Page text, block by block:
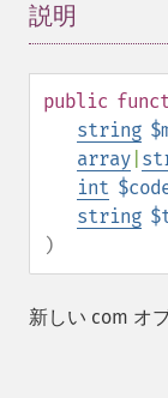
説明
public
string
array
int
string
)
新しい com オ